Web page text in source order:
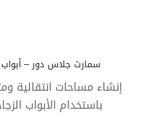
سمارت جلاس دور –
إنشاء مساحات انتقالية
باستخدام الأبواب